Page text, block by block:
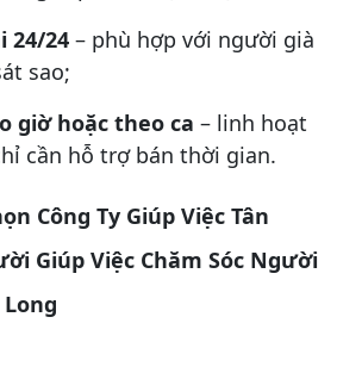
24/24 – phù hợp với người già
sao;
giờ hoặc theo ca – linh hoạt
cần hỗ trợ bán thời gian.
Công Ty Giúp Việc Tân
Giúp Việc Chăm Sóc Người